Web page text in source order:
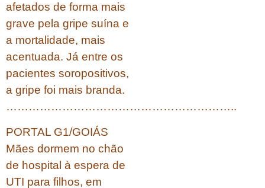
afetados de forma mais
grave pela gripe suína e
a mortalidade, mais
acentuada. Já entre os
pacientes soropositivos,
a gripe foi mais branda.
……………………………………………………..
PORTAL G1/GOIÁS
Mães dormem no chão
de hospital à espera de
UTI para filhos, em